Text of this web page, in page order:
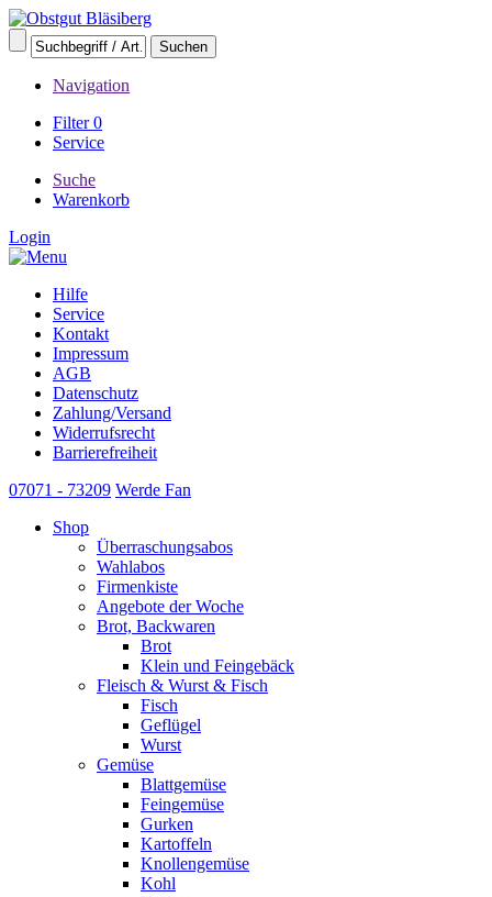
Navigation
Filter0
Service
Suche
Warenkorb
Login
Hilfe
Service
Kontakt
Impressum
AGB
Datenschutz
Zahlung/Versand
Widerrufsrecht
Barrierefreiheit
07071 - 73209 Werde Fan
Shop
Überraschungsabos
Wahlabos
Firmenkiste
Angebote der Woche
Brot, Backwaren
Brot
Klein und Feingebäck
Fleisch & Wurst & Fisch
Fisch
Geflügel
Wurst
Gemüse
Blattgemüse
Feingemüse
Gurken
Kartoffeln
Knollengemüse
Kohl